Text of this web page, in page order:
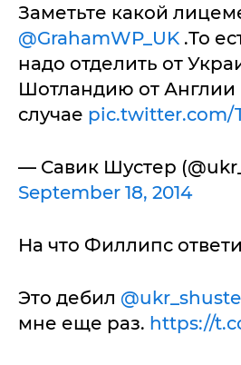
Заметьте какой
@GrahamWP_UK .То
надо отделить от
Шотландию от Англии
случае pic.twitter.com/
— Савик Шустер
September 18, 2014
На что Филлипс
Это дебил
мне еще раз. https://